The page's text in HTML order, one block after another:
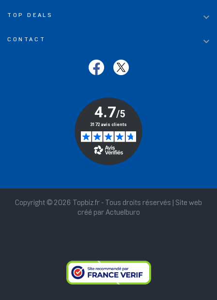
TOP DEALS 
CONTACT 
Copyright © 2026 Topbiz.fr - Tous droits réservés | Site web
créé par Actuelburo